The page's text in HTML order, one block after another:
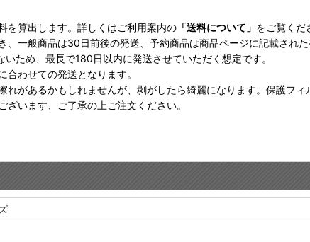
を算出します。詳しくはご利用案内の 「送料について」 をご覧くだ
一般商品は30日前後の発送、予約商品は商品ページに記載され
ため、最長で180日以内に発送させていただく想定です。
わせての発送となります。
があるかもしれませんが、剥がしたら綺麗になります。保護フィ
います、ご了承の上ご注文ください。